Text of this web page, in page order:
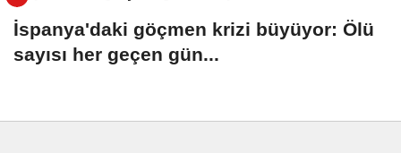
İspanya'daki göçmen krizi büyüyor: Ölü
sayısı her geçen gün...